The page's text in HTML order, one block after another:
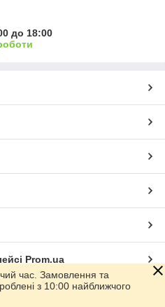
до 18:00
Prom.ua
час. Замовлення та
з 10:00 найближчого